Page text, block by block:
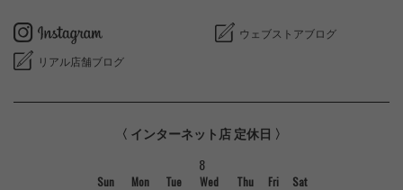
ウェブストアブログ
リアル店舗ブログ
〈 インターネット店 定休日 〉
8
Sun Mon Tue Wed Thu Fri
Sat